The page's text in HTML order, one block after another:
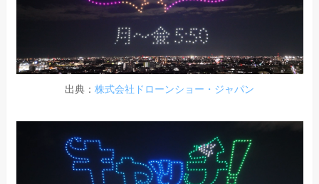
出典： 株式会社ドローンショー・ジャパン